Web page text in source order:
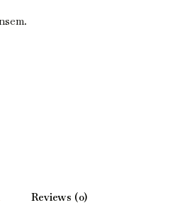
Reviews (0)